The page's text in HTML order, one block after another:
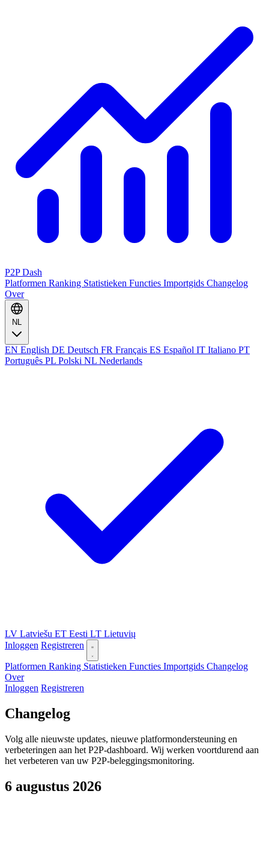
P2P Dash
Platformen Ranking Statistieken Functies Importgids Changelog
Over
NL
EN English DE Deutsch FR Français ES Español IT Italiano PT
Português PL Polski NL Nederlands
LV Latviešu ET Eesti LT Lietuvių
Inloggen Registreren
Platformen Ranking Statistieken Functies Importgids Changelog
Over
Inloggen Registreren
Changelog
Volg alle nieuwste updates, nieuwe platformondersteuning en
verbeteringen aan het P2P-dashboard. Wij werken voortdurend aan
het verbeteren van uw P2P-beleggingsmonitoring.
6 augustus 2026